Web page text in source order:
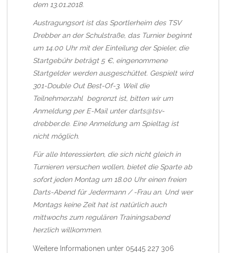
dem 13.01.2018.
Austragungsort ist das Sportlerheim des TSV
Drebber an der Schulstraße, das Turnier beginnt
um 14.00 Uhr mit der Einteilung der Spieler, die
Startgebühr beträgt 5 €, eingenommene
Startgelder werden ausgeschüttet. Gespielt wird
301-Double Out Best-Of-3. Weil die
Teilnehmerzahl begrenzt ist, bitten wir um
Anmeldung per E-Mail unterdarts@tsv-
drebber.de. Eine Anmeldung am Spieltag ist
nicht möglich.
Für alle Interessierten, die sich nicht gleich in
Turnieren versuchen wollen, bietet die Sparte ab
sofort jeden Montag um 18.00 Uhr einen freien
Darts-Abend für Jedermann / -Frau an. Und wer
Montags keine Zeit hat ist natürlich auch
mittwochs zum regulären Trainingsabend
herzlich willkommen.
Weitere Informationen unter 05445 227 306